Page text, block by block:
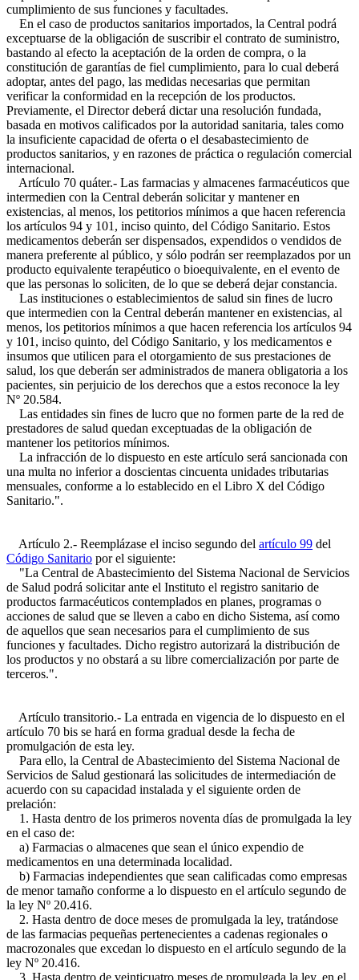
cumplimiento de sus funciones y facultades.
En el caso de productos sanitarios importados, la Central podrá
exceptuarse de la obligación de suscribir el contrato de suministro,
bastando al efecto la aceptación de la orden de compra, o la
constitución de garantías de fiel cumplimiento, para lo cual deberá
adoptar, antes del pago, las medidas necesarias que permitan
verificar la conformidad en la recepción de los productos.
Previamente, el Director deberá dictar una resolución fundada,
basada en motivos calificados por la autoridad sanitaria, tales como
la insuficiente capacidad de oferta o el desabastecimiento de
productos sanitarios, y en razones de práctica o regulación comercial
internacional.
Artículo 70 quáter.- Las farmacias y almacenes farmacéuticos que
intermedien con la Central deberán solicitar y mantener en
existencias, al menos, los petitorios mínimos a que hacen referencia
los artículos 94 y 101, inciso quinto, del Código Sanitario. Estos
medicamentos deberán ser dispensados, expendidos o vendidos de
manera preferente al público, y sólo podrán ser reemplazados por un
producto equivalente terapéutico o bioequivalente, en el evento de
que las personas lo soliciten, de lo que se deberá dejar constancia.
Las instituciones o establecimientos de salud sin fines de lucro
que intermedien con la Central deberán mantener en existencias, al
menos, los petitorios mínimos a que hacen referencia los artículos 94
y 101, inciso quinto, del Código Sanitario, y los medicamentos e
insumos que utilicen para el otorgamiento de sus prestaciones de
salud, los que deberán ser administrados de manera obligatoria a los
pacientes, sin perjuicio de los derechos que a estos reconoce la ley
Nº 20.584.
Las entidades sin fines de lucro que no formen parte de la red de
prestadores de salud quedan exceptuadas de la obligación de
mantener los petitorios mínimos.
La infracción de lo dispuesto en este artículo será sancionada con
una multa no inferior a doscientas cincuenta unidades tributarias
mensuales, conforme a lo establecido en el Libro X del Código
Sanitario.".
Artículo 2.- Reemplázase el inciso segundo del artículo 99 del
Código Sanitario por el siguiente:
"La Central de Abastecimiento del Sistema Nacional de Servicios
de Salud podrá solicitar ante el Instituto el registro sanitario de
productos farmacéuticos contemplados en planes, programas o
acciones de salud que se lleven a cabo en dicho Sistema, así como
de aquellos que sean necesarios para el cumplimiento de sus
funciones y facultades. Dicho registro autorizará la distribución de
los productos y no obstará a su libre comercialización por parte de
terceros.".
Artículo transitorio.- La entrada en vigencia de lo dispuesto en el
artículo 70 bis se hará en forma gradual desde la fecha de
promulgación de esta ley.
Para ello, la Central de Abastecimiento del Sistema Nacional de
Servicios de Salud gestionará las solicitudes de intermediación de
acuerdo con su capacidad instalada y el siguiente orden de
prelación:
1. Hasta dentro de los primeros noventa días de promulgada la ley
en el caso de:
a) Farmacias o almacenes que sean el único expendio de
medicamentos en una determinada localidad.
b) Farmacias independientes que sean calificadas como empresas
de menor tamaño conforme a lo dispuesto en el artículo segundo de
la ley Nº 20.416.
2. Hasta dentro de doce meses de promulgada la ley, tratándose
de las farmacias pequeñas pertenecientes a cadenas regionales o
macrozonales que excedan lo dispuesto en el artículo segundo de la
ley Nº 20.416.
3. Hasta dentro de veinticuatro meses de promulgada la ley, en el